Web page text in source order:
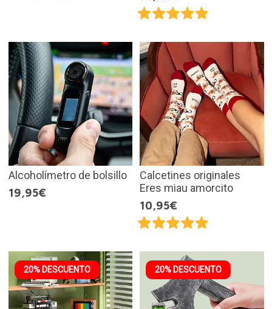
Alcoholímetro de bolsillo
19,95€
Calcetines originales
Eres miau amorcito
10,95€
20% DESCUENTO 20% DESCUENTO